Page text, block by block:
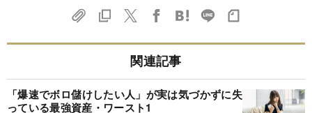
関連記事
「爆速でボロ儲けしたい人」が実は気づかずに失
っている最強資産・ワースト1